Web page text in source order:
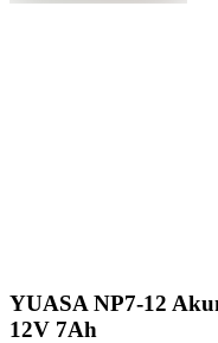
YUASA NP7-12
12V 7Ah